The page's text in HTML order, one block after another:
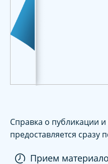
Справка о публикации и
предоставляется сразу
Прием